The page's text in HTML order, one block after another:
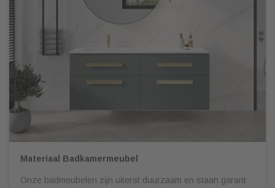
Materiaal Badkamermeubel
Onze badmeubelen zijn uiterst duurzaam en staan garant